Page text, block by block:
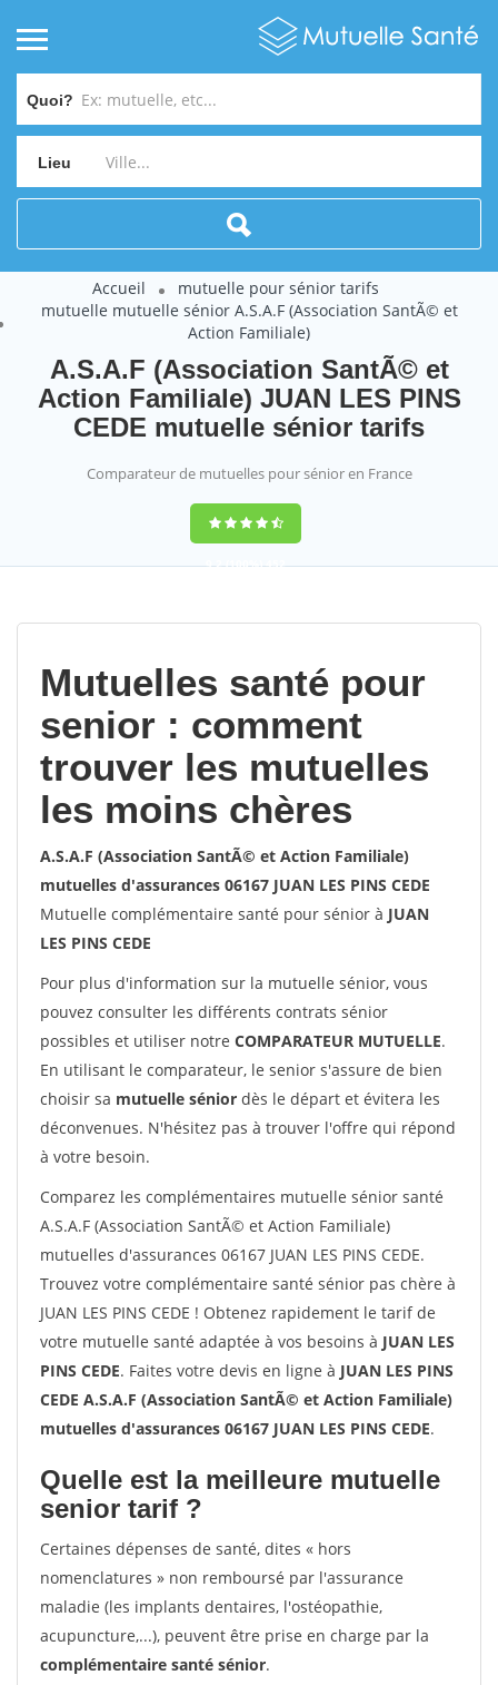
Quoi?
Lieu
Accueil
mutuelle pour sénior tarifs
mutuelle mutuelle sénior A.S.A.F (Association SantÃ© et
Action Familiale)
A.S.A.F (Association SantÃ© et
Action Familiale) JUAN LES PINS
CEDE mutuelle sénior tarifs
Comparateur de mutuelles pour sénior en France
9,2(100%)452
Mutuelles santé pour
senior : comment
trouver les mutuelles
les moins chères
A.S.A.F (Association SantÃ© et Action Familiale)
mutuelles d'assurances 06167 JUAN LES PINS CEDE
Mutuelle complémentaire santé pour sénior à JUAN
LES PINS CEDE
Pour plus d'information sur la mutuelle sénior, vous
pouvez consulter les différents contrats sénior
possibles et utiliser notre COMPARATEUR MUTUELLE.
En utilisant le comparateur, le senior s'assure de bien
choisir sa mutuelle sénior dès le départ et évitera les
déconvenues. N'hésitez pas à trouver l'offre qui répond
à votre besoin.
Comparez les complémentaires mutuelle sénior santé
A.S.A.F (Association SantÃ© et Action Familiale)
mutuelles d'assurances 06167 JUAN LES PINS CEDE.
Trouvez votre complémentaire santé sénior pas chère à
JUAN LES PINS CEDE ! Obtenez rapidement le tarif de
votre mutuelle santé adaptée à vos besoins à JUAN LES
PINS CEDE. Faites votre devis en ligne à JUAN LES PINS
CEDE A.S.A.F (Association SantÃ© et Action Familiale)
mutuelles d'assurances 06167 JUAN LES PINS CEDE.
Quelle est la meilleure mutuelle
senior tarif ?
Certaines dépenses de santé, dites « hors
nomenclatures » non remboursé par l'assurance
maladie (les implants dentaires, l'ostéopathie,
acupuncture,...), peuvent être prise en charge par la
complémentaire santé sénior.